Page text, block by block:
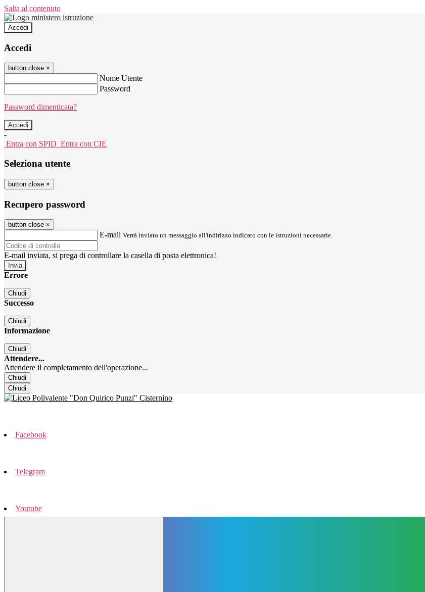
Salta al contenuto
Accedi
Accedi
button close ×
Nome Utente
Password
Password dimenticata?
-
Entra con SPID Entra con CIE
Seleziona utente
button close ×
Recupero password
button close ×
E-mail Verrà inviato un messaggio all'indirizzo indicato con le istruzioni necessarie.
E-mail inviata, si prega di controllare la casella di posta elettronica!
Errore
Chiudi
Successo
Chiudi
Informazione
Chiudi
Attendere...
Attendere il completamento dell'operazione...
Chiudi
Chiudi
Facebook
Telegram
Youtube